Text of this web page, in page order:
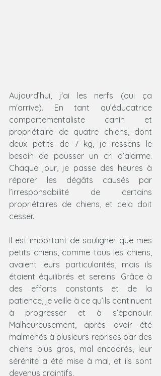
Aujourd’hui, j'ai les nerfs (oui ça
m'arrive). En tant qu’éducatrice
comportementaliste canin et
propriétaire de quatre chiens, dont
deux petits de 7 kg, je ressens le
besoin de pousser un cri d’alarme.
Chaque jour, je passe des heures à
réparer les dégâts causés par
l’irresponsabilité de certains
propriétaires de chiens, et cela doit
cesser.
Il est important de souligner que mes
petits chiens, comme tous les chiens,
avaient leurs particularités, mais ils
étaient équilibrés et sereins. Grâce à
des efforts constants et de la
patience, je veille à ce qu’ils continuent
à progresser et à s’épanouir.
Malheureusement, après avoir été
malmenés à plusieurs reprises par des
chiens plus gros, mal encadrés, leur
sérénité a été mise à mal, et ils sont
devenus craintifs.